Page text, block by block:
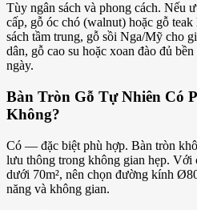
Tùy ngân sách và phong cách. Nếu
cấp, gỗ óc chó (walnut) hoặc gỗ
sách tầm trung, gỗ sồi Nga/Mỹ cho
dân, gỗ cao su hoặc xoan đào đủ
ngày.
Bàn Tròn Gỗ Tự Nhiên Có
Không?
Có — đặc biệt phù hợp. Bàn tròn
lưu thông trong không gian hẹp.
dưới 70m², nên chọn đường kính
năng và không gian.